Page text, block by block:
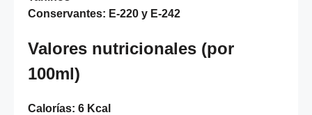
Conservantes: E-220 y E-242
Valores nutricionales (por
100ml)
Calorías: 6 Kcal